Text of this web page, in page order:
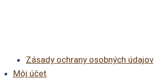
Zásady ochrany osobných údajov
Môj účet